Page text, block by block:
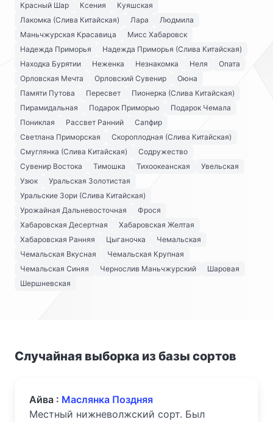
Красный Шар
Ксения
Куяшская
Лакомка (Слива Китайская)
Лара
Людмила
Маньчжурская Красавица
Мисс Хабаровск
Надежда Приморья
Надежда Приморья (Слива Китайская)
Находка Бурятии
Неженка Незнакомка Неля
Опата
Орловская Мечта
Орловский Сувенир
Оюна
Памяти Путова
Пересвет
Пионерка (Слива Китайская)
Пирамидальная
Подарок Приморью
Подарок Чемала
Пониклая
Рассвет Ранний
Сапфир
Светлана Приморская
Скороплодная (Слива Китайская)
Смуглянка (Слива Китайская)
Содружество
Сувенир Востока
Тимошка Тихоокеанская
Увельская
Узюк
Уральская Золотистая
Уральские Зори (Слива Китайская)
Урожайная Дальневосточная
Фрося
Хабаровская Десертная
Хабаровская Желтая
Хабаровская Ранняя
Цыганочка
Чемальская
Чемальская Вкусная
Чемальская Крупная
Чемальская Синяя
Чернослив Маньчжурский
Шаровая
Шершневская
Случайная выборка из базы сортов
Айва : Маслянка Поздняя
Местный нижневолжский сорт. Был